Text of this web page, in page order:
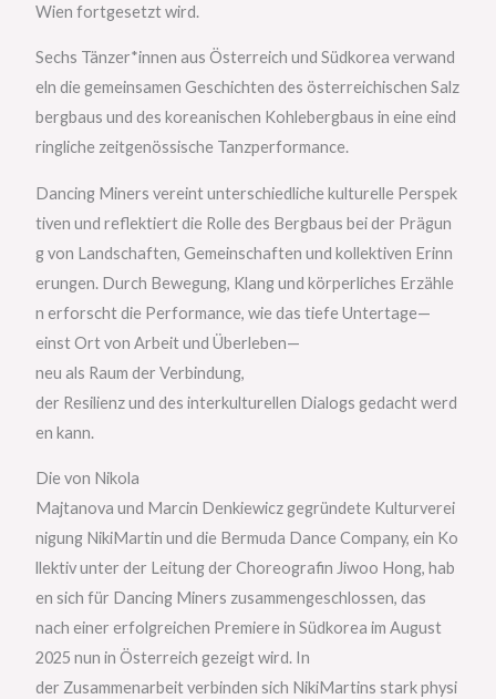
Wien fortgesetzt wird.
Sechs Tänzer*innen aus Österreich und Südkorea verwand
eln die gemeinsamen Geschichten des österreichischen Salz
bergbaus und des koreanischen Kohlebergbaus in eine eind
ringliche zeitgenössische Tanzperformance.
Dancing Miners vereint unterschiedliche kulturelle Perspek
tiven und reflektiert die Rolle des Bergbaus bei der Prägun
g von Landschaften, Gemeinschaften und kollektiven Erinn
erungen. Durch Bewegung, Klang und körperliches Erzähle
n erforscht die Performance, wie das tiefe Untertage—
einst Ort von Arbeit und Überleben—
neu als Raum der Verbindung,
der Resilienz und des interkulturellen Dialogs gedacht werd
en kann.
Die von Nikola
Majtanova und Marcin Denkiewicz gegründete Kulturverei
nigung NikiMartin und die Bermuda Dance Company, ein Ko
llektiv unter der Leitung der Choreografin Jiwoo Hong, hab
en sich für Dancing Miners zusammengeschlossen, das
nach einer erfolgreichen Premiere in Südkorea im August
2025 nun in Österreich gezeigt wird. In
der Zusammenarbeit verbinden sich NikiMartins stark physi